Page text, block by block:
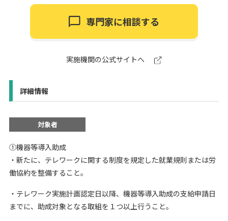
専門家に相談する
実施機関の公式サイトへ
詳細情報
対象者
①機器等導入助成
・新たに、テレワークに関する制度を規定した就業規則または労
働協約を整備すること。
・テレワーク実施計画認定日以降、機器等導入助成の支給申請日
までに、助成対象となる取組を１つ以上行うこと。